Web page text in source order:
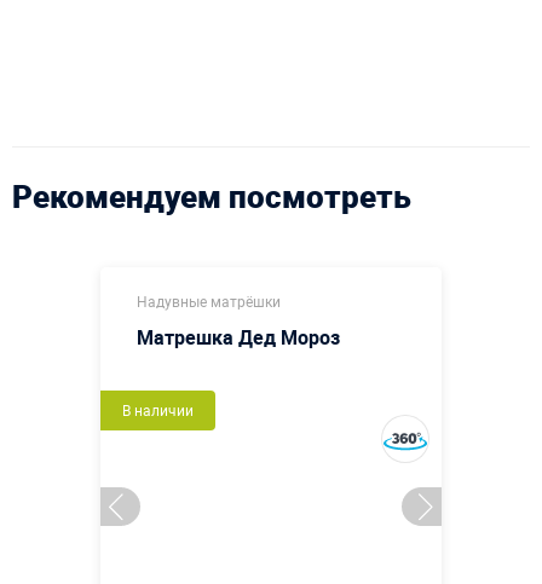
Рекомендуем посмотреть
Надувные матрёшки
Матрешка Дед Мороз
В наличии